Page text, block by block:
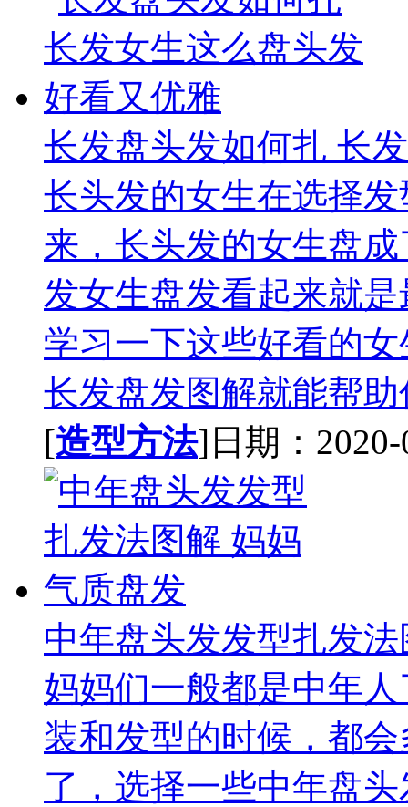
长发盘头发如何扎 长
长头发的女生在选择
来，长头发的女生盘
发女生盘发看起来就
学习一下这些好看的
长发盘发图解就能帮助
[造型方法]日期：2020-
中年盘头发发型扎发
妈妈们一般都是中年
装和发型的时候，都
了，选择一些中年盘